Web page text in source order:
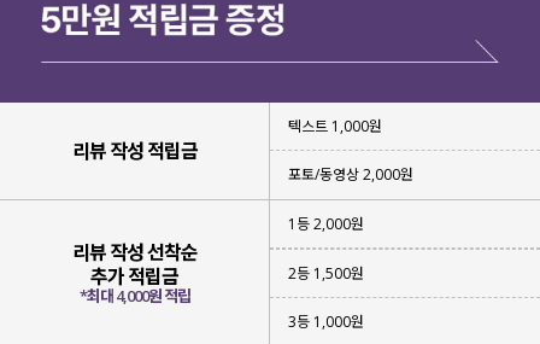
리뷰 작성 적립금
텍스트 1,000원
포토/동영상 2,000원
리뷰 작성 선착순
추가 적립금
*최대 4,000원 적립
1등 2,000원
2등 1,500원
3등 1,000원